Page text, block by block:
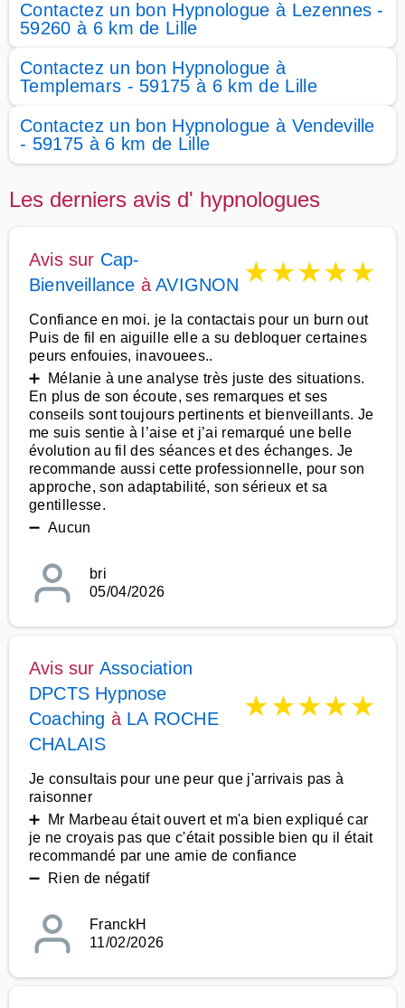
Contactez un bon Hypnologue à Lezennes -
59260 à 6 km de Lille
Contactez un bon Hypnologue à
Templemars - 59175 à 6 km de Lille
Contactez un bon Hypnologue à Vendeville
- 59175 à 6 km de Lille
Les derniers avis d' hypnologues
Avis sur Cap-
Bienveillance àAVIGNON ★★★★★
Confiance en moi. je la contactais pour un burn out
Puis de fil en aiguille elle a su debloquer certaines
peurs enfouies, inavouees..
➕ Mélanie à une analyse très juste des situations.
En plus de son écoute, ses remarques et ses
conseils sont toujours pertinents et bienveillants. Je
me suis sentie à l’aise et j’ai remarqué une belle
évolution au fil des séances et des échanges. Je
recommande aussi cette professionnelle, pour son
approche, son adaptabilité, son sérieux et sa
gentillesse.
➖ Aucun
bri
05/04/2026
Avis sur Association
DPCTS Hypnose
Coaching à LA ROCHE
CHALAIS
★★★★★
Je consultais pour une peur que j'arrivais pas à
raisonner
➕ Mr Marbeau était ouvert et m'a bien expliqué car
je ne croyais pas que c'était possible bien qu il était
recommandé par une amie de confiance
➖ Rien de négatif
FranckH
11/02/2026